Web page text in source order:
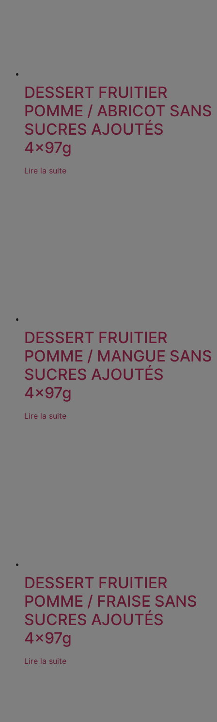
DESSERT FRUITIER
POMME / ABRICOT SANS
SUCRES AJOUTÉS
4x97g
Lire la suite
DESSERT FRUITIER
POMME / MANGUE SANS
SUCRES AJOUTÉS
4x97g
Lire la suite
DESSERT FRUITIER
POMME / FRAISE SANS
SUCRES AJOUTÉS
4x97g
Lire la suite